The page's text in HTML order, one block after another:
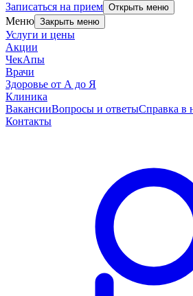
Записаться на прием Открыть меню
Меню Закрыть меню
Услуги и цены
Акции
ЧекАпы
Врачи
Здоровье от А до Я
Клиника
ВакансииВопросы и ответыСправка в
Контакты